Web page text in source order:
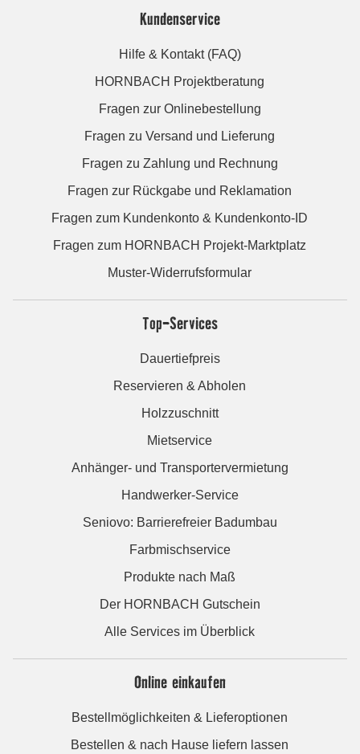
Kundenservice
Hilfe & Kontakt (FAQ)
HORNBACH Projektberatung
Fragen zur Onlinebestellung
Fragen zu Versand und Lieferung
Fragen zu Zahlung und Rechnung
Fragen zur Rückgabe und Reklamation
Fragen zum Kundenkonto & Kundenkonto-ID
Fragen zum HORNBACH Projekt-Marktplatz
Muster-Widerrufsformular
Top-Services
Dauertiefpreis
Reservieren & Abholen
Holzzuschnitt
Mietservice
Anhänger- und Transportervermietung
Handwerker-Service
Seniovo: Barrierefreier Badumbau
Farbmischservice
Produkte nach Maß
Der HORNBACH Gutschein
Alle Services im Überblick
Online einkaufen
Bestellmöglichkeiten & Lieferoptionen
Bestellen & nach Hause liefern lassen